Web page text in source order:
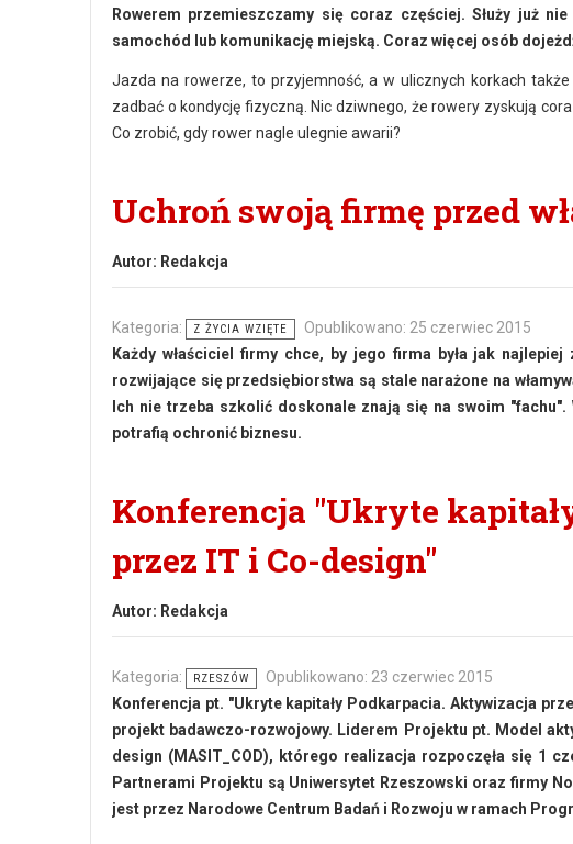
Rowerem przemieszczamy się coraz częściej. Służy już
samochód lub komunikację miejską. Coraz więcej osób
Jazda na rowerze, to przyjemność, a w ulicznych korkach
zadbać o kondycję fizyczną. Nic dziwnego, że rowery zyskują
Co zrobić, gdy rower nagle ulegnie awarii?
Uchroń swoją firmę przed
Autor: Redakcja
Kategoria: Z ŻYCIA WZIĘTE
Opublikowano: 25 czerwiec 2015
Każdy właściciel firmy chce, by jego firma była jak
rozwijające się przedsiębiorstwa są stale narażone na
Ich nie trzeba szkolić doskonale znają się na swoim
potrafią ochronić biznesu.
Konferencja "Ukryte
przez IT i Co-design"
Autor: Redakcja
Kategoria: RZESZÓW
Opublikowano: 23 czerwiec 2015
Konferencja pt. "Ukryte kapitały Podkarpacia. Aktywizacja
projekt badawczo-rozwojowy. Liderem Projektu pt. Model
design (MASIT_COD), którego realizacja rozpoczęła się 1
Partnerami Projektu są Uniwersytet Rzeszowski oraz firmy
jest przez Narodowe Centrum Badań i Rozwoju w ramach